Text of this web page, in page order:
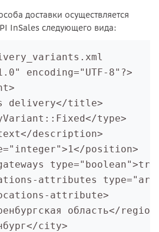
доставки осуществляется
InSales следующего вида:
encoding="UTF-8"?>
delivery</title>
type>
description>
position>
attributes
attribute>
область</
city>